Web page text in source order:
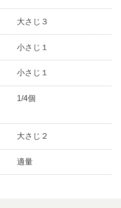
大さじ３
小さじ１
小さじ１
1/4個
大さじ２
適量